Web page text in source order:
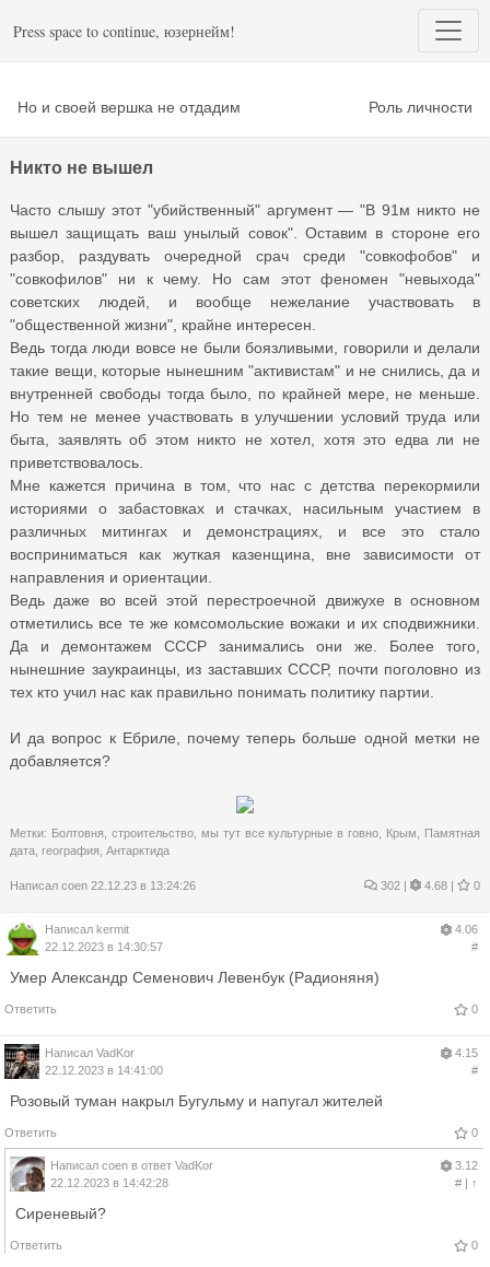
Press space to continue, юзернейм!
Но и своей вершка не отдадим Роль личности
Никто не вышел
Часто слышу этот "убийственный" аргумент — "В 91м никто не
вышел защищать ваш унылый совок". Оставим в стороне его
разбор, раздувать очередной срач среди "совкофобов" и
"совкофилов" ни к чему. Но сам этот феномен "невыхода"
советских людей, и вообще нежелание участвовать в
"общественной жизни", крайне интересен.
Ведь тогда люди вовсе не были боязливыми, говорили и делали
такие вещи, которые нынешним "активистам" и не снились, да и
внутренней свободы тогда было, по крайней мере, не меньше.
Но тем не менее участвовать в улучшении условий труда или
быта, заявлять об этом никто не хотел, хотя это едва ли не
приветствовалось.
Мне кажется причина в том, что нас с детства перекормили
историями о забастовках и стачках, насильным участием в
различных митингах и демонстрациях, и все это стало
восприниматься как жуткая казенщина, вне зависимости от
направления и ориентации.
Ведь даже во всей этой перестроечной движухе в основном
отметились все те же комсомольские вожаки и их сподвижники.
Да и демонтажем СССР занимались они же. Более того,
нынешние заукраинцы, из заставших СССР, почти поголовно из
тех кто учил нас как правильно понимать политику партии.
И да вопрос к Ебриле, почему теперь больше одной метки не
добавляется?
Метки: Болтовня строительство, мы тут все культурные в говно Крым
Памятная
дата география Антарктида
Написал coen 22.12.23 в 13:24:26 302 | 4.68 | 0
Написал kermit
22.12.2023 в 14:30:57
4.06
#
Умер Александр Семенович Левенбук (Радионяня)
Ответить 0
Написал VadKor
22.12.2023 в 14:41:00
4.15
#
Розовый туман накрыл Бугульму и напугал жителей
Ответить 0
Написал coen в ответ VadKor
22.12.2023 в 14:42:28
3.12
#| ↑
Сиреневый?
Ответить 0